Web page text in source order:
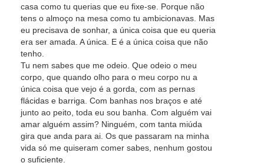
casa como tu querias que eu fixe-se. Porque não
tens o almoço na mesa como tu ambicionavas. Mas
eu precisava de sonhar, a única coisa que eu queria
era ser amada. A única. E é a única coisa que não
tenho.
Tu nem sabes que me odeio. Que odeio o meu
corpo, que quando olho para o meu corpo nu a
única coisa que vejo é a gorda, com as pernas
flácidas e barriga. Com banhas nos braços e até
junto ao peito, toda eu sou banha. Com alguém vai
amar alguém assim? Ninguém, com tanta miúda
gira que anda para ai. Os que passaram na minha
vida só me quiseram comer sabes, nenhum gostou
o suficiente.